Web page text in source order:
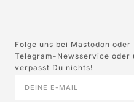
Folge uns bei Mastodon
Telegram-Newsservice oder
verpasst Du nichts!